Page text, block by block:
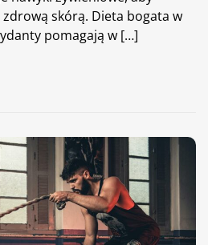
skórą. Dieta bogata w
pomagają w […]